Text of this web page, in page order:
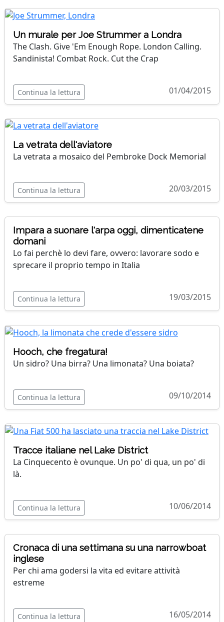
Un murale per Joe Strummer a Londra
The Clash. Give 'Em Enough Rope. London Calling.
Sandinista! Combat Rock. Cut the Crap
Continua la lettura 01/04/2015
La vetrata dell'aviatore
La vetrata a mosaico del Pembroke Dock Memorial
Continua la lettura 20/03/2015
Impara a suonare l'arpa oggi, dimenticatene
domani
Lo fai perchè lo devi fare, ovvero: lavorare sodo e
sprecare il proprio tempo in Italia
Continua la lettura 19/03/2015
Hooch, che fregatura!
Un sidro? Una birra? Una limonata? Una boiata?
Continua la lettura 09/10/2014
Tracce italiane nel Lake District
La Cinquecento è ovunque. Un po' di qua, un po' di
là.
Continua la lettura 10/06/2014
Cronaca di una settimana su una narrowboat
inglese
Per chi ama godersi la vita ed evitare attività
estreme
Continua la lettura 16/05/2014